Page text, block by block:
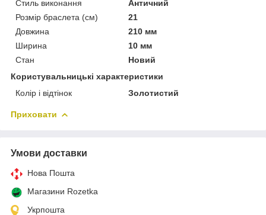
Стиль виконання
Античний
Розмір браслета (см)
21
Довжина
210 мм
Ширина
10 мм
Стан
Новий
Користувальницькі характеристики
Колір і відтінок
Золотистий
Приховати
Умови доставки
Нова Пошта
Магазини Rozetka
Укрпошта